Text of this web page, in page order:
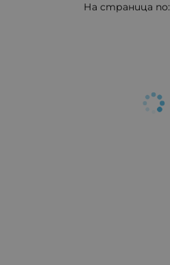
На страница по: